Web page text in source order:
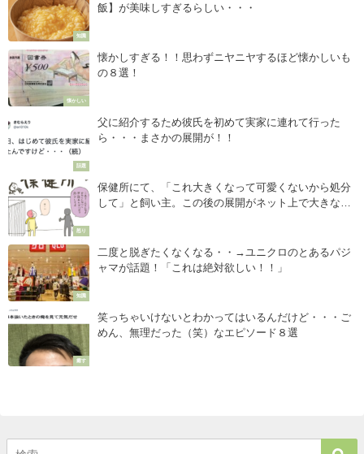
知識
飯】が美味しすぎるらしい・・・
懐かしい
懐かしすぎる！！思わずニヤニヤするほど懐かしいも
の８選！
話題
父に紹介するため彼氏を初めて実家に連れて行った
ら・・・まさかの展開が！！
怒り
保健所にて、「これ大きくなって可愛くないから処分
して」と飼い主。この後の展開がネット上で大きな反
知識
二度と脱ぎたくなくなる・・→ユニクロのとあるパジ
ャマが話題！「これは絶対欲しい！！」
癒す
笑っちゃいけないとわかってはいるんだけど・・・ご
めん、無理だった（笑）なエピソード８選